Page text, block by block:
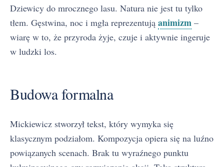
Dziewicy do mrocznego lasu. Natura nie jest tu tylko
tłem. Gęstwina, noc i mgła reprezentują animizm –
wiarę w to, że przyroda żyje, czuje i aktywnie ingeruje
w ludzki los.
Budowa formalna
Mickiewicz stworzył tekst, który wymyka się
klasycznym podziałom. Kompozycja opiera się na luźno
powiązanych scenach. Brak tu wyraźnego punktu